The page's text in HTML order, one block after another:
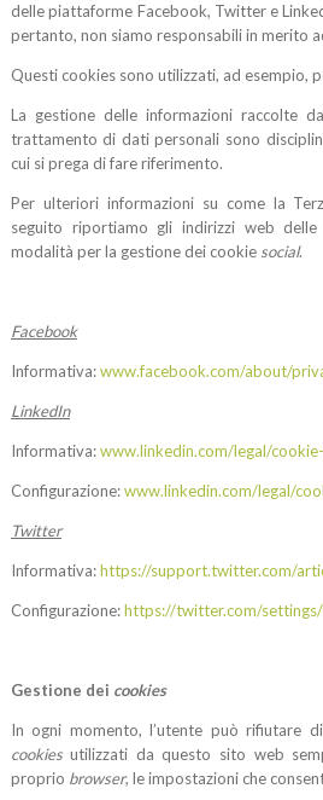
delle piattaforme Facebook, Twitter e
pertanto, non siamo responsabili in merito
Questi cookies sono utilizzati, ad esempio,
La gestione delle informazioni raccolte
trattamento di dati personali sono
cui si prega di fare riferimento.
Per ulteriori informazioni su come la
seguito riportiamo gli indirizzi web
modalità per la gestione dei cookie social.
Facebook
Informativa:www.facebook.com/about/
LinkedIn
Informativa:www.linkedin.com/legal/
Configurazione:www.linkedin.com/legal/
Twitter
Informativa:https://support.twitter.com/
Configurazione:https://twitter.com/
Gestione dei cookies
In ogni momento, l’utente può rifiutare
cookiesutilizzati da questo sito web
proprio browser, le impostazioni che